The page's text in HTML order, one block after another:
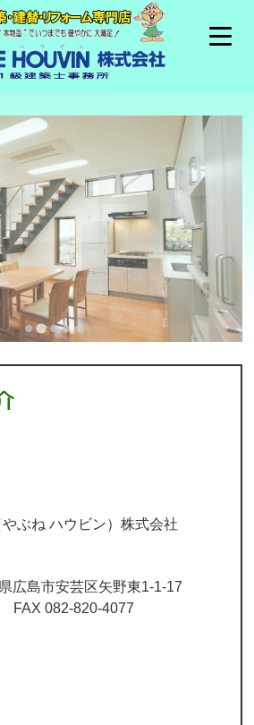
ぶね ハウビン）株式会社
広島市安芸区矢野東1-1-17
FAX 082-820-4077